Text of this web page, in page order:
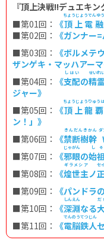
『頂上決戦!!デュエキン
■第01回：
《頂上電融
ちょうじょうでんゆう
■第02回：
《ガンナー
■第03回：
《ボルメテ
ザンゲキ・マッハアーマ
■第04回：
《支配
しはい
の精
せいれ
ジャー》
■第05回：
《頂上龍覇
ちょうじょうりゅうは
ン！」》
■第06回：
《禁断樹幹
きんだんきかん ダ
■第07回：
《邪眼
じゃがん
の始
しそ
■第08回：
《煌世主
ギラメシア
ノ
セ
■第09回：
《パンドラの
■第10回：
《深淵
しんえん
なる
だ
■第11回：
《電脳鉄人
でんのうてつじん